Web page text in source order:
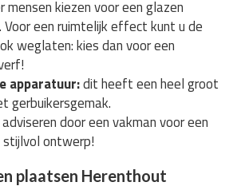
mensen kiezen voor een glazen
Voor een ruimtelijk effect kunt u de
weglaten: kies dan voor een
apparatuur:dit heeft een heel groot
gerbuikersgemak.
door een vakman voor een
stijlvol ontwerp!
plaatsen Herenthout